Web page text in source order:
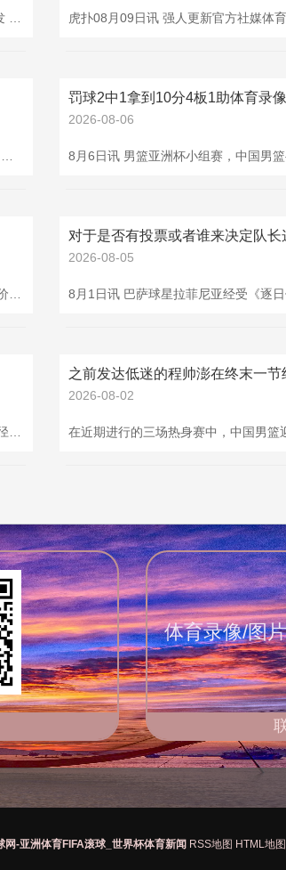
罚球2中1拿到10分4板1助体育录
2026-08-06
对于是否有投票或者谁来决定队
2026-08-05
2026-08-02
体育录像/图
-亚洲体育FIFA滚球_世界杯体育新闻 RSS地图 HTML地图